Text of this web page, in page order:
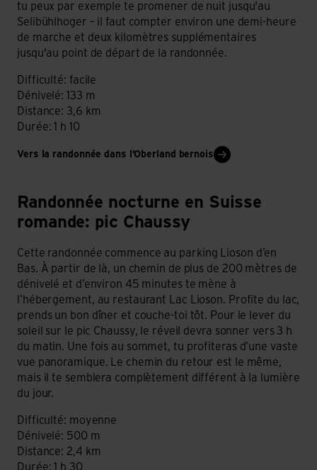
tu peux par exemple te promener de nuit jusqu'au
Selibühlhoger – il faut compter environ une demi-heure
de marche et deux kilomètres supplémentaires
jusqu'au point de départ de la randonnée.
Difficulté: facile
Dénivelé: 133 m
Distance: 3,6 km
Durée: 1 h 10
Vers la randonnée dans l’Oberland bernois
Randonnée nocturne en Suisse
romande: pic Chaussy
Cette randonnée commence au parking Lioson d’en
Bas. À partir de là, un chemin de plus de 200 mètres de
dénivelé et d’environ 45 minutes te mène à
l’hébergement, au restaurant Lac Lioson. Profite du lac,
prends un bon dîner et couche-toi tôt. Pour le lever du
soleil sur le pic Chaussy, le réveil devra sonner vers 3 h
du matin. Une fois au sommet, tu profiteras d’une vaste
vue panoramique. Le chemin du retour est le même,
mais il te semblera complètement différent à la lumière
du jour.
Difficulté: moyenne
Dénivelé: 500 m
Distance: 2,4 km
Durée: 1 h 30